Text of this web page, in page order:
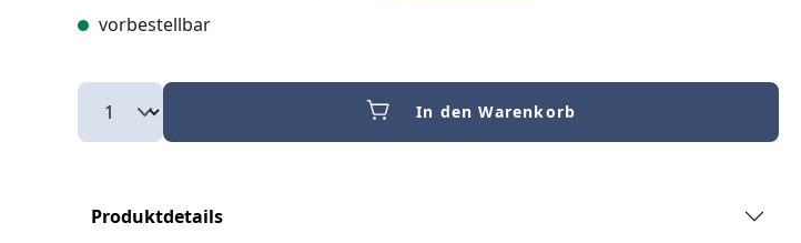
vorbestellbar
In den Warenkorb
Produktdetails